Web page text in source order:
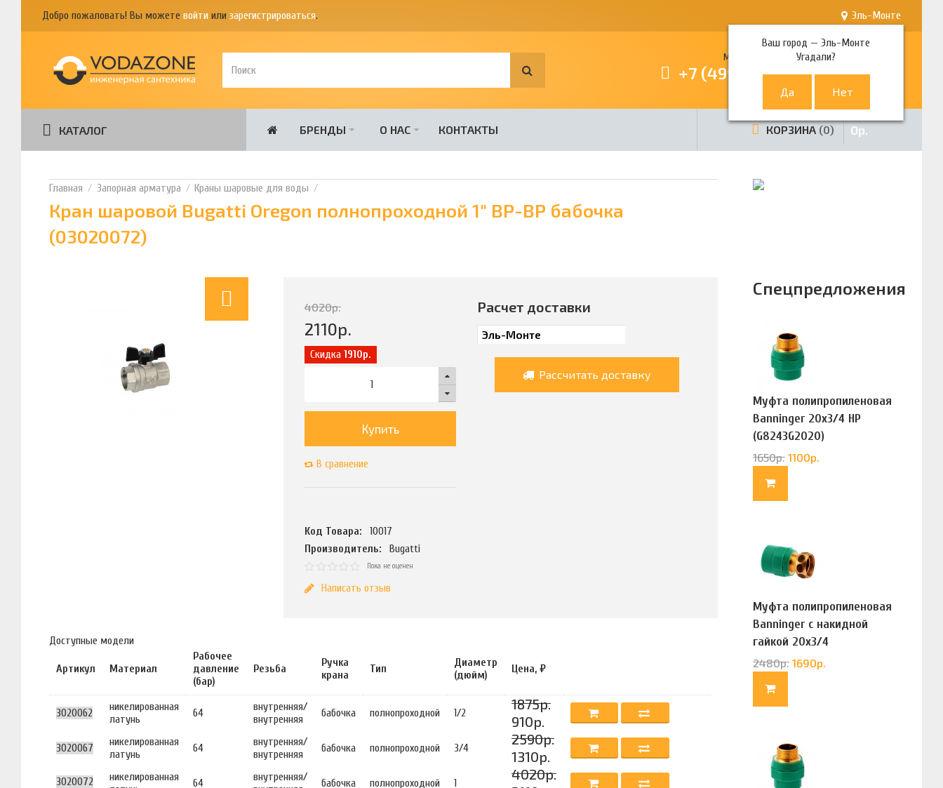
Добро пожаловать! Вы можете войти или зарегистрироваться. Эль-Монте
Ваш город —Эль-Монте
Угадали?
Многоканальный телефон
+7 (499) 380-80-80
КАТАЛОГ БРЕНДЫ О НАС КОНТАКТЫ КОРЗИНА 0 0р.
Запорная арматура Краны шаровые для воды
Кран шаровой Bugatti Oregon полнопроходной 1" ВР-ВР бабочка
(03020072)
4020р.
2110р.
Скидка1910р.
Купить
В сравнение
Код Товара:
10017
Производитель:
Bugatti
Пока не оценен
Написать отзыв
Расчет доставки
Рассчитать доставку
Доступные модели
Артикул Материал
Рабочее
давление
(бар)
Резьба
Ручка
крана
Тип
Диаметр
(дюйм)
Цена, ₽
3020062
никелированная
латунь
64
внутренняя/
внутренняя
бабочка полнопроходной 1/2
1875р.
910р.
3020067
никелированная
латунь
64
внутренняя/
внутренняя
бабочка полнопроходной 3/4
2590р.
1310р.
3020072
никелированная
64
внутренняя/
бабочка полнопроходной 1
4020р.
Спецпредложения
Муфта полипропиленовая
Banninger 20х3/4 НР
(G8243G2020)
1650р. 1100р.
Муфта полипропиленовая
Banninger с накидной
гайкой 20х3/4
(G83322020)
2480р. 1690р.